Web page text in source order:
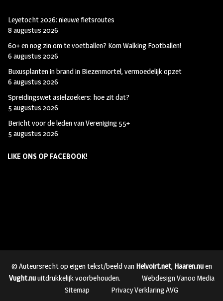
Leyetocht 2026: nieuwe fietsroutes
8 augustus 2026
60+ en nog zin om te voetballen? Kom Walking Footballen!
6 augustus 2026
Buxusplanten in brand in Biezenmortel, vermoedelijk opzet
6 augustus 2026
Spreidingswet asielzoekers: hoe zit dat?
5 augustus 2026
Bericht voor de leden van Vereniging 55+
5 augustus 2026
LIKE ONS OP FACEBOOK!
© Auteursrecht op eigen tekst/beeld van Helvoirt.net, Haaren.nuen
Vught.nuuitdrukkelijk voorbehouden.
Webdesign Vanoo Media
Sitemap
Privacy Verklaring AVG